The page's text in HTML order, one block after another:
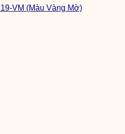
VM (Màu Vàng Mờ)